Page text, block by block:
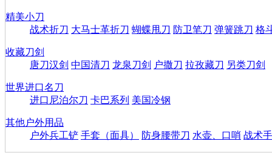
精美小刀
战术折刀 大马士革折刀 蝴蝶甩刀 防卫笔刀 弹簧跳刀 格
收藏刀剑
唐刀汉剑 中国清刀 龙泉刀剑 户撒刀 拉孜藏刀 另类刀剑
世界进口名刀
进口尼泊尔刀 卡巴系列 美国冷钢
其他户外用品
户外兵工铲 手套（面具） 防身腰带刀 水壶、口哨 战术